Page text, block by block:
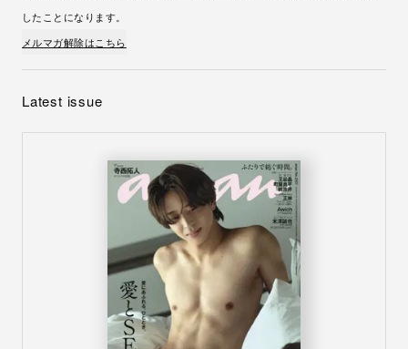
したことになります。
メルマガ解除はこちら
Latest issue